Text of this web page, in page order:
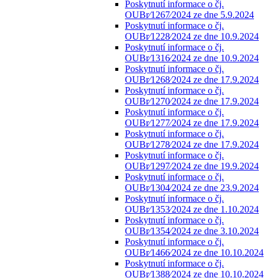
Poskytnutí informace o čj.
OUBr⁄1267⁄2024 ze dne 5.9.2024
Poskytnutí informace o čj.
OUBr⁄1228⁄2024 ze dne 10.9.2024
Poskytnutí informace o čj.
OUBr⁄1316⁄2024 ze dne 10.9.2024
Poskytnutí informace o čj.
OUBr⁄1268⁄2024 ze dne 17.9.2024
Poskytnutí informace o čj.
OUBr⁄1270⁄2024 ze dne 17.9.2024
Poskytnutí informace o čj.
OUBr⁄1277⁄2024 ze dne 17.9.2024
Poskytnutí informace o čj.
OUBr⁄1278⁄2024 ze dne 17.9.2024
Poskytnutí informace o čj.
OUBr⁄1297⁄2024 ze dne 19.9.2024
Poskytnutí informace o čj.
OUBr⁄1304⁄2024 ze dne 23.9.2024
Poskytnutí informace o čj.
OUBr⁄1353⁄2024 ze dne 1.10.2024
Poskytnutí informace o čj.
OUBr⁄1354⁄2024 ze dne 3.10.2024
Poskytnutí informace o čj.
OUBr⁄1466⁄2024 ze dne 10.10.2024
Poskytnutí informace o čj.
OUBr⁄1388⁄2024 ze dne 10.10.2024